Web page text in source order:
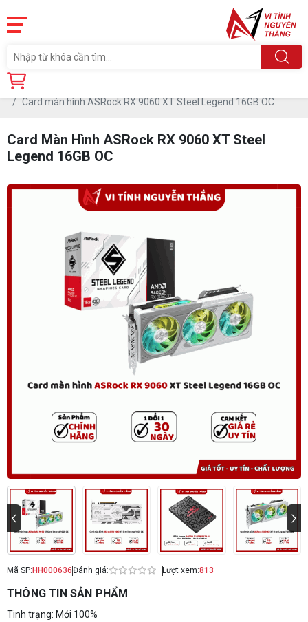
Trang chủ
Card màn hình ASRock RX 9060 XT Steel Legend 16GB OC
Card Màn Hình ASRock RX 9060 XT Steel
Legend 16GB OC
Mã SP: HH000636Đánh giá: Lượt xem:813
THÔNG TIN SẢN PHẨM
Tinh trạng: Mới 100%